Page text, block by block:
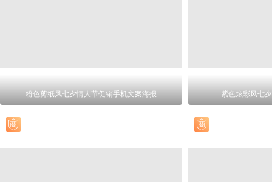
粉色剪纸风七夕情人节促销手机文案海报 紫色炫彩风七